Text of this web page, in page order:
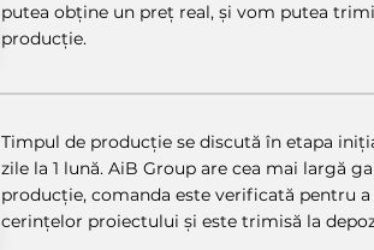
putea obține un preț real, și vom putea
producție.
Timpul de producție se discută în etapa
zile la 1 lună. AiB Group are cea mai largă
producție, comanda este verificată pentru a
cerințelor proiectului și este trimisă la